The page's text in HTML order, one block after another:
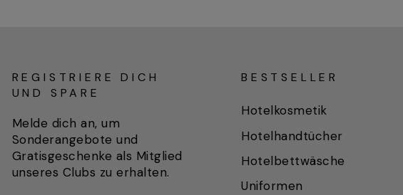
REGISTRIERE DICH
UND SPARE
Melde dich an, um
Sonderangebote und
Gratisgeschenke als Mitglied
unseres Clubs zu erhalten.
BESTSELLER
Hotelkosmetik
Hotelhandtücher
Hotelbettwäsche
Uniformen